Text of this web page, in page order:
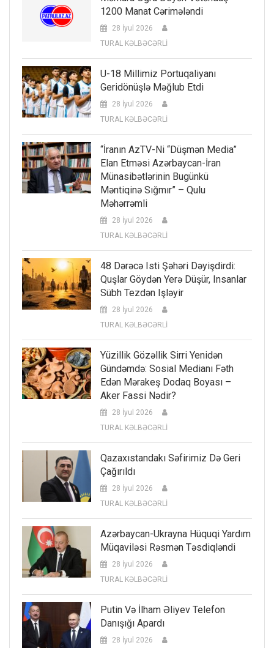
1200 Manat Cərimələndi
28 İyul 2026
TURAL KƏLBƏCƏRLİ
U-18 Millimiz Portuqaliyanı
Geridönüşlə Məğlub Etdi
28 İyul 2026
TURAL KƏLBƏCƏRLİ
“İranın AzTV-Ni “düşmən Media”
Elan Etməsi Azərbaycan-İran
Münasibətlərinin Bugünkü
Məntiqinə Sığmır” – Qulu
Məhərrəmli
28 İyul 2026
TURAL KƏLBƏCƏRLİ
48 Dərəcə Isti Şəhəri Dəyişdirdi:
Quşlar Göydən Yerə Düşür, Insanlar
Sübh Tezdən Işləyir
28 İyul 2026
TURAL KƏLBƏCƏRLİ
Yüzillik Gözəllik Sirri Yenidən
Gündəmdə: Sosial Medianı Fəth
Edən Mərakeş Dodaq Boyası –
Aker Fassi Nədir?
28 İyul 2026
TURAL KƏLBƏCƏRLİ
Qazaxıstandakı Səfirimiz Də Geri
Çağırıldı
28 İyul 2026
TURAL KƏLBƏCƏRLİ
Azərbaycan-Ukrayna Hüquqi Yardım
Müqaviləsi Rəsmən Təsdiqləndi
28 İyul 2026
TURAL KƏLBƏCƏRLİ
Putin Və İlham Əliyev Telefon
Danışığı Apardı
28 İyul 2026